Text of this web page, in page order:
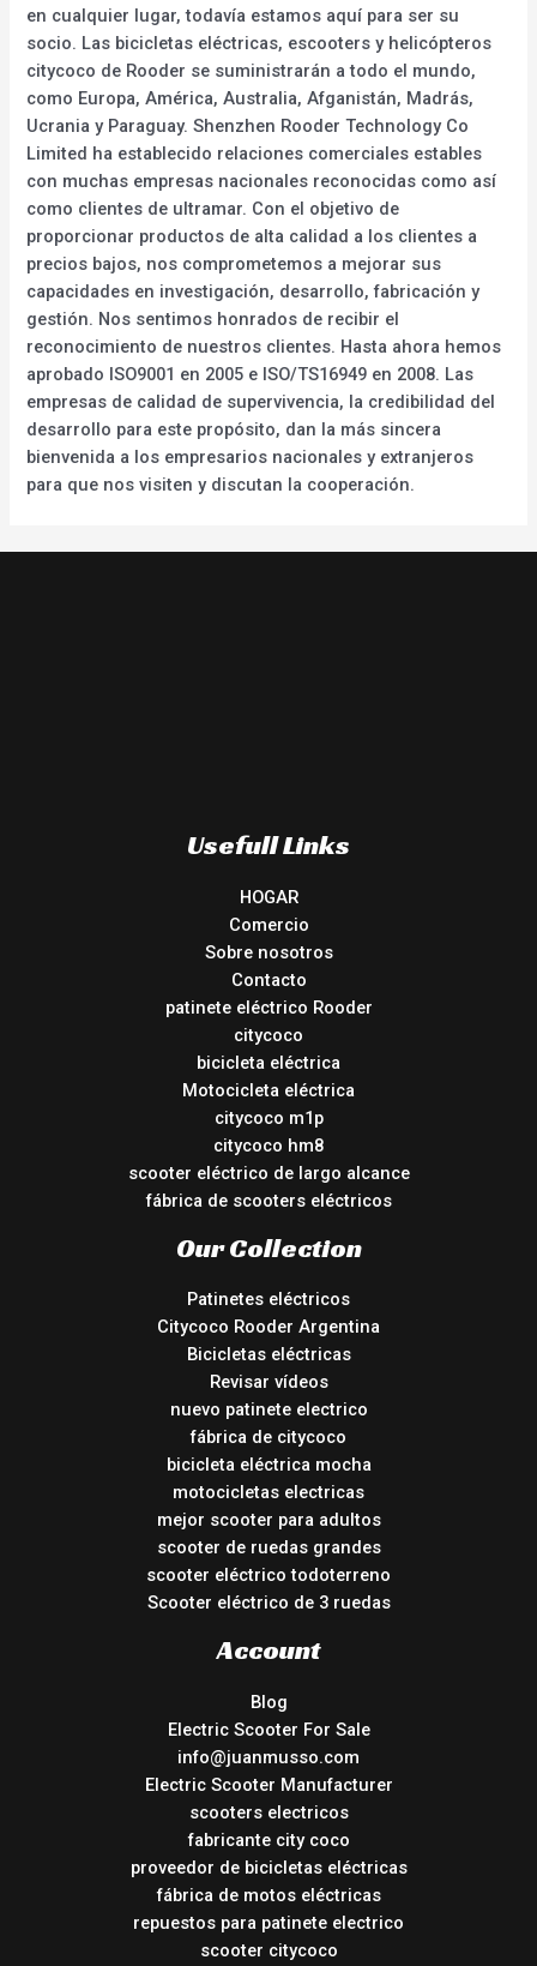
en cualquier lugar, todavía estamos aquí para ser su
socio. Las bicicletas eléctricas, escooters y helicópteros
citycoco de Rooder se suministrarán a todo el mundo,
como Europa, América, Australia, Afganistán, Madrás,
Ucrania y Paraguay. Shenzhen Rooder Technology Co
Limited ha establecido relaciones comerciales estables
con muchas empresas nacionales reconocidas como así
como clientes de ultramar. Con el objetivo de
proporcionar productos de alta calidad a los clientes a
precios bajos, nos comprometemos a mejorar sus
capacidades en investigación, desarrollo, fabricación y
gestión. Nos sentimos honrados de recibir el
reconocimiento de nuestros clientes. Hasta ahora hemos
aprobado ISO9001 en 2005 e ISO/TS16949 en 2008. Las
empresas de calidad de supervivencia, la credibilidad del
desarrollo para este propósito, dan la más sincera
bienvenida a los empresarios nacionales y extranjeros
para que nos visiten y discutan la cooperación.
Usefull Links
HOGAR
Comercio
Sobre nosotros
Contacto
patinete eléctrico Rooder
citycoco
bicicleta eléctrica
Motocicleta eléctrica
citycoco m1p
citycoco hm8
scooter eléctrico de largo alcance
fábrica de scooters eléctricos
Our Collection
Patinetes eléctricos
Citycoco Rooder Argentina
Bicicletas eléctricas
Revisar vídeos
nuevo patinete electrico
fábrica de citycoco
bicicleta eléctrica mocha
motocicletas electricas
mejor scooter para adultos
scooter de ruedas grandes
scooter eléctrico todoterreno
Scooter eléctrico de 3 ruedas
Account
Blog
Electric Scooter For Sale
info@juanmusso.com
Electric Scooter Manufacturer
scooters electricos
fabricante city coco
proveedor de bicicletas eléctricas
fábrica de motos eléctricas
repuestos para patinete electrico
scooter citycoco